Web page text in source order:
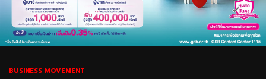
BUSINESS MOVEMENT